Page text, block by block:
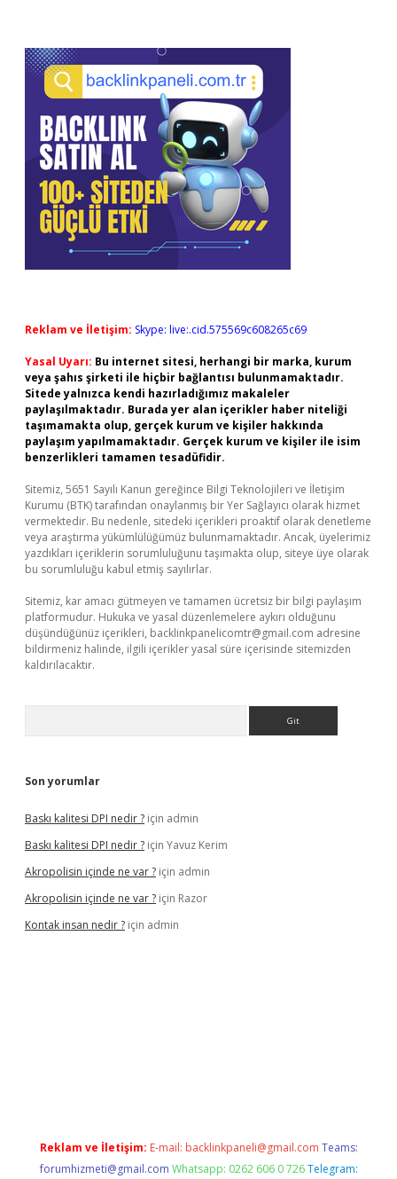
Reklam ve İletişim: Skype: live:.cid.575569c608265c69
Yasal Uyarı: Bu internet sitesi, herhangi bir marka, kurum
veya şahıs şirketi ile hiçbir bağlantısı bulunmamaktadır.
Sitede yalnızca kendi hazırladığımız makaleler
paylaşılmaktadır. Burada yer alan içerikler haber niteliği
taşımamakta olup, gerçek kurum ve kişiler hakkında
paylaşım yapılmamaktadır. Gerçek kurum ve kişiler ile isim
benzerlikleri tamamen tesadüfidir.
Sitemiz, 5651 Sayılı Kanun gereğince Bilgi Teknolojileri ve İletişim
Kurumu (BTK) tarafından onaylanmış bir Yer Sağlayıcı olarak hizmet
vermektedir. Bu nedenle, sitedeki içerikleri proaktif olarak denetleme
veya araştırma yükümlülüğümüz bulunmamaktadır. Ancak, üyelerimiz
yazdıkları içeriklerin sorumluluğunu taşımakta olup, siteye üye olarak
bu sorumluluğu kabul etmiş sayılırlar.
Sitemiz, kar amacı gütmeyen ve tamamen ücretsiz bir bilgi paylaşım
platformudur. Hukuka ve yasal düzenlemelere aykırı olduğunu
düşündüğünüz içerikleri, backlinkpanelicomtr@gmail.com adresine
bildirmeniz halinde, ilgili içerikler yasal süre içerisinde sitemizden
kaldırılacaktır.
Son yorumlar
Baskı kalitesi DPI nedir ? için admin
Baskı kalitesi DPI nedir ? için Yavuz Kerim
Akropolisin içinde ne var ? için admin
Akropolisin içinde ne var ? için Razor
Kontak insan nedir ? için admin
Reklam ve İletişim: E-mail: backlinkpaneli@gmail.com Teams:
forumhizmeti@gmail.com Whatsapp: 0262 606 0 726 Telegram: